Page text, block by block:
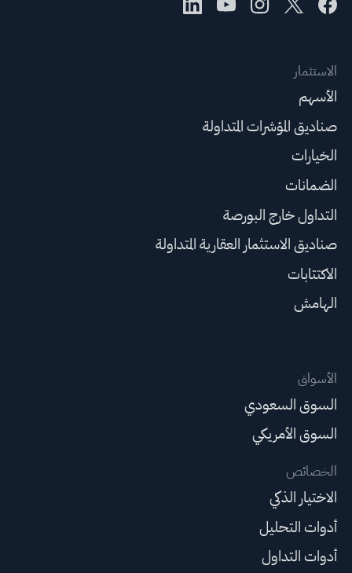
الاستثمار
الأسهم
صناديق المؤشرات المتداولة
الخيارات
الضمانات
التداول خارج البورصة
صناديق الاستثمار العقارية المتداولة
الاكتتابات
الهامش
الأسواق
السوق السعودي
السوق الأمريكي
الخصائص
الاختيار الذكي
أدوات التحليل
أدوات التداول